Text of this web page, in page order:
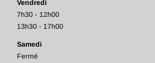
Vendredi
7h30 - 12h00
13h30 - 17h00
Samedi
Fermé